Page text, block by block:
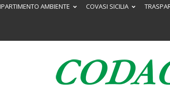
AMBIENTE COVASI SICILIA